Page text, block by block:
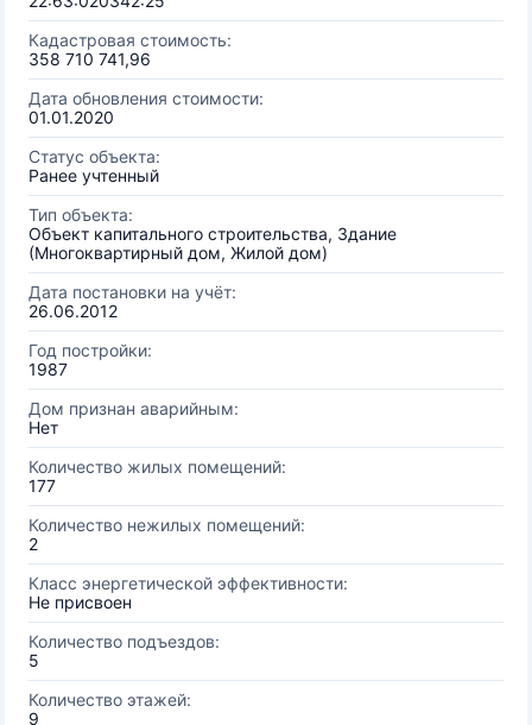
Кадастровая стоимость:
358 710 741,96
Дата обновления стоимости:
01.01.2020
Статус объекта:
Ранее учтенный
Тип объекта:
Объект капитального строительства, Здание
(Многоквартирный дом, Жилой дом)
Дата постановки на учёт:
26.06.2012
Год постройки:
1987
Дом признан аварийным:
Нет
Количество жилых помещений:
177
Количество нежилых помещений:
2
Класс энергетической эффективности:
Не присвоен
Количество подъездов:
5
Количество этажей:
9